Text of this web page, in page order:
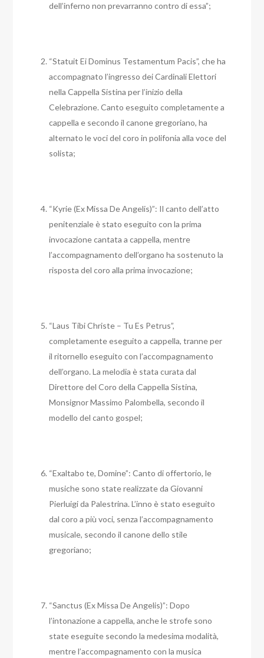
dell’inferno non prevarranno contro di essa”;
“Statuit Ei Dominus Testamentum Pacis”, che ha
accompagnato l’ingresso dei Cardinali Elettori
nella Cappella Sistina per l’inizio della
Celebrazione. Canto eseguito completamente a
cappella e secondo il canone gregoriano, ha
alternato le voci del coro in polifonia alla voce del
solista;
“Kyrie (Ex Missa De Angelis)”: Il canto dell’atto
penitenziale è stato eseguito con la prima
invocazione cantata a cappella, mentre
l’accompagnamento dell’organo ha sostenuto la
risposta del coro alla prima invocazione;
“Laus Tibi Christe – Tu Es Petrus”,
completamente eseguito a cappella, tranne per
il ritornello eseguito con l’accompagnamento
dell’organo. La melodia è stata curata dal
Direttore del Coro della Cappella Sistina,
Monsignor Massimo Palombella, secondo il
modello del canto gospel;
“Exaltabo te, Domine”: Canto di offertorio, le
musiche sono state realizzate da Giovanni
Pierluigi da Palestrina. L’inno è stato eseguito
dal coro a più voci, senza l’accompagnamento
musicale, secondo il canone dello stile
gregoriano;
“Sanctus (Ex Missa De Angelis)”: Dopo
l’intonazione a cappella, anche le strofe sono
state eseguite secondo la medesima modalità,
mentre l’accompagnamento con la musica